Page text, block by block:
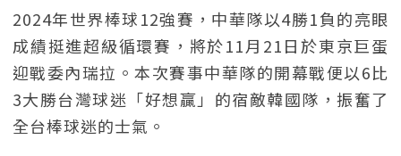
2024年世界棒球12強賽，中華隊以4勝1負的亮眼
成績挺進超級循環賽，將於11月21日於東京巨蛋
迎戰委內瑞拉。本次賽事中華隊的開幕戰便以6比
3大勝台灣球迷「好想贏」的宿敵韓國隊，振奮了
全台棒球迷的士氣。